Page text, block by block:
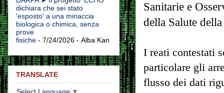
Sanitarie e
della Salute
I reati contestati
particolare gli
flusso dei dati
dichiara che sei stato
'esposto' a una minaccia
biologica o chimica, senza
prove
fisiche - 7/24/2026 - Alba Kan
TRANSLATE